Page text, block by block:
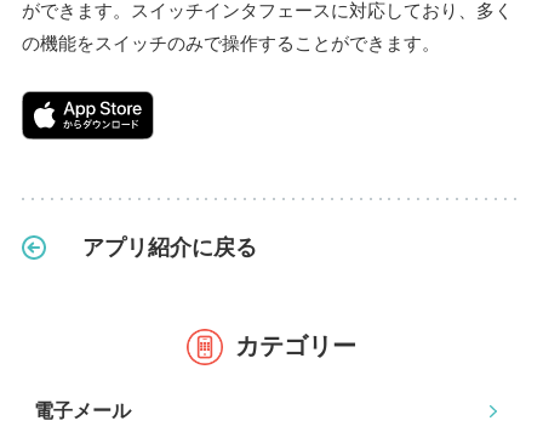
ができます。スイッチインタフェースに対応しており、多く
の機能をスイッチのみで操作することができます。
アプリ紹介に戻る
カテゴリー
電子メール